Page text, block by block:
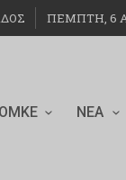
ΠΈΜΠΤΗ, 6
ΟΜΚΕ ΝΈΑ